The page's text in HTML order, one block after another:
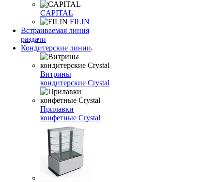
CAPITAL
FILIN
Встраиваемая линия
раздачи
Кондитерские линии
Витрины
кондитерские Crystal
Прилавки
конфетные Crystal